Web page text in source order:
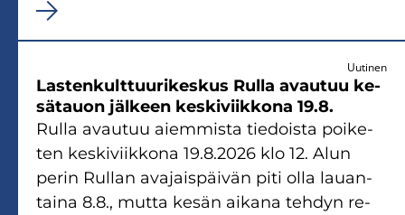
Uutinen
Las­ten­kult­tuu­ri­kes­kus Rulla avau­tuu ke­
sä­tauon jäl­keen kes­ki­viik­ko­na 19.8.
Rulla avau­tuu ai­em­mis­ta tie­dois­ta poi­ke­
ten kes­ki­viik­ko­na 19.8.2026 klo 12. Alun
perin Rul­lan ava­jais­päi­vän piti olla lau­an­
tai­na 8.8., mutta kesän ai­ka­na teh­dyn re­